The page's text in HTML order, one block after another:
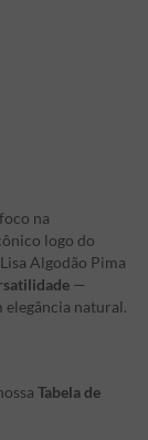
na
logo do
Algodão Pima
—
natural.
Tabela de